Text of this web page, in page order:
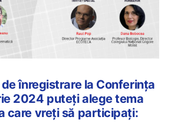
înregistrare la Conferința
2024 puteți alege tema
care vreți să participați: